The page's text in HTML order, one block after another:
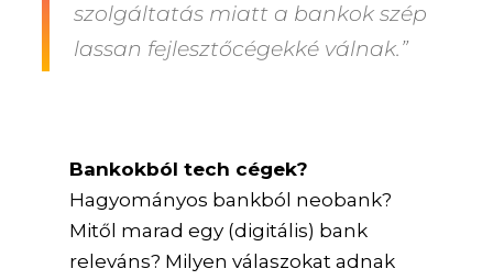
szolgáltatás miatt a bankok szép
lassan fejlesztőcégekké válnak.”
Bankokból tech cégek?
Hagyományos bankból neobank?
Mitől marad egy (digitális) bank
releváns? Milyen válaszokat adnak